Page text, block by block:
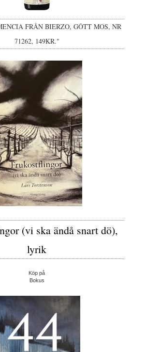
FRÅN BIERZO, GÔTT MOS, NR
71262, 149KR."
(vi ska ändå snart dö),
lyrik
Köp på
Bokus